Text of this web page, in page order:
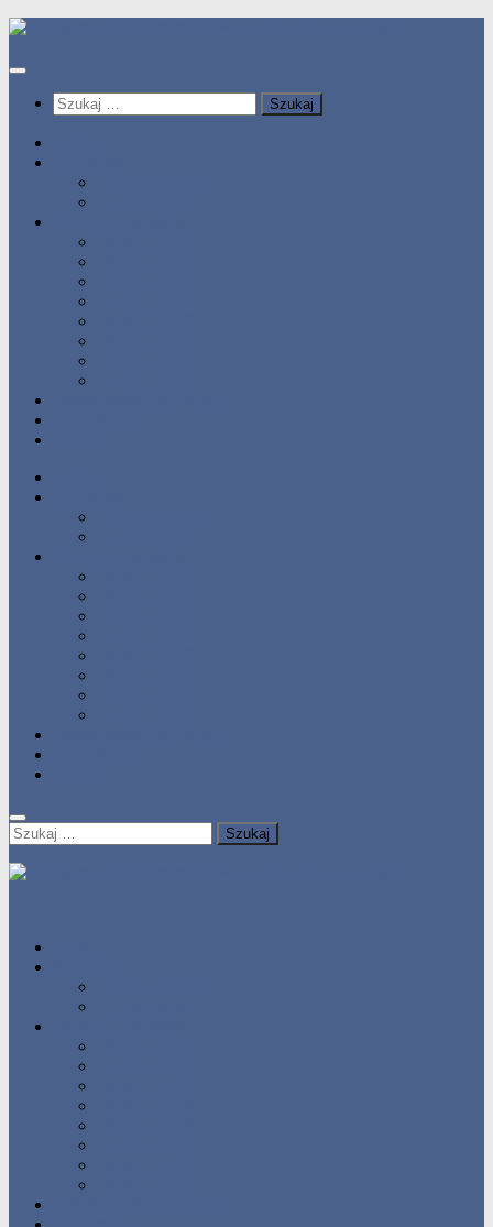
Przeskocz
treści
Szukaj:
Szukaj: